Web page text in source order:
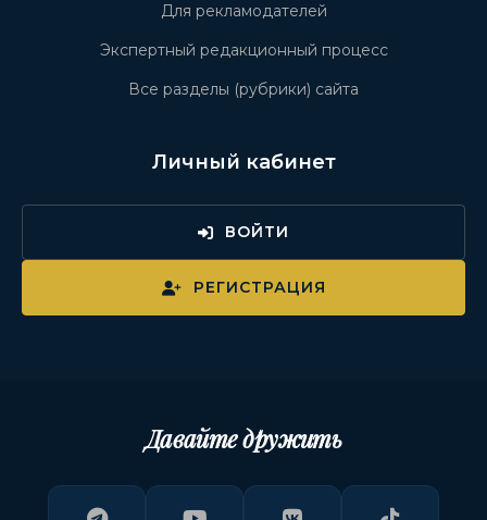
Для рекламодателей
Экспертный редакционный процесс
Все разделы (рубрики) сайта
Личный кабинет
ВОЙТИ
РЕГИСТРАЦИЯ
Давайте дружить